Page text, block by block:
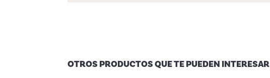
OTROS PRODUCTOS QUE TE PUEDEN INTERESAR